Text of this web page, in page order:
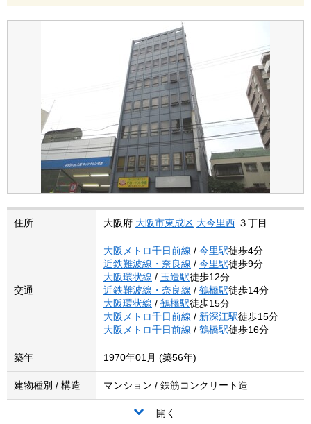
住所 大阪府 大阪市東成区 大今里西 ３丁目
交通
大阪メトロ千日前線 / 今里駅徒歩4分
近鉄難波線・奈良線 / 今里駅徒歩9分
大阪環状線 / 玉造駅徒歩12分
近鉄難波線・奈良線 / 鶴橋駅徒歩14分
大阪環状線 / 鶴橋駅徒歩15分
大阪メトロ千日前線 / 新深江駅徒歩15分
大阪メトロ千日前線 / 鶴橋駅徒歩16分
築年 1970年01月 (築56年)
建物種別 / 構造 マンション / 鉄筋コンクリート造
開く